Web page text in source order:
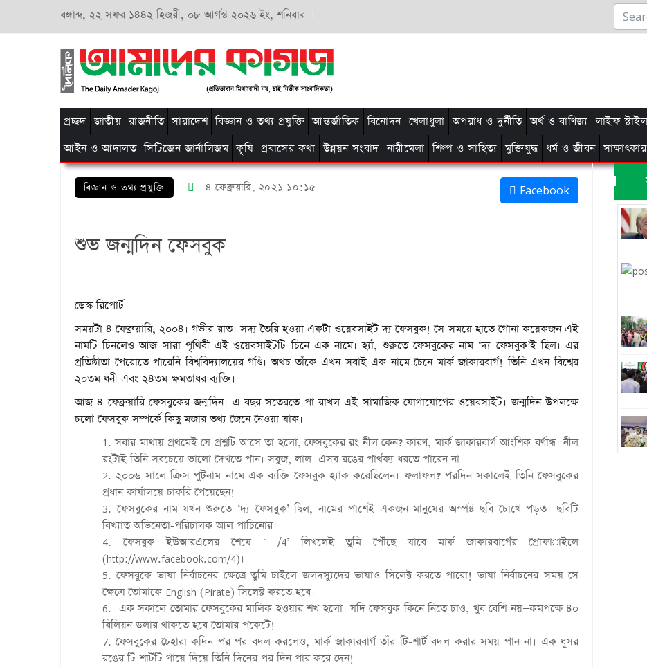
বঙ্গাব্দ, ২২ সফর ১৪৪২ হিজরী, ০৮ আগস্ট ২০২৬ ইং, শনিবার
প্রচ্ছদ জাতীয় রাজনীতি সারাদেশ বিজ্ঞান ও তথ্য প্রযুক্তি আন্তর্জাতিক বিনোদন খেলাধুলা অপরাধ ও দুর্নীতি অর্থ ও বাণিজ্য লাইফ স্টাইল
আইন ও আদালত সিটিজেন জার্নালিজম কৃষি প্রবাসের কথা উন্নয়ন সংবাদ নারীমেলা শিল্প ও সাহিত্য মুক্তিযুদ্ধ ধর্ম ও জীবন সাক্ষাৎকার
বিজ্ঞান ও তথ্য প্রযুক্তি ৪ ফেব্রুয়ারি, ২০২১ ১০:১৫ Facebook
শুভ জন্মদিন ফেসবুক
ডেস্ক রিপোর্ট
সময়টা ৪ ফেব্রুয়ারি, ২০০৪। গভীর রাত। সদ্য তৈরি হওয়া একটা ওয়েবসাইট দ্য ফেসবুক! সে সময়ে হাতে গোনা কয়েকজন এই
নামটি চিনলেও আজ সারা পৃথিবী এই ওয়েবসাইটটি চিনে এক নামে। হ্যাঁ, শুরুতে ফেসবুকের নাম ‘দ্য ফেসবুক’ই ছিল। এর
প্রতিষ্ঠাতা পেরোতে পারেনি বিশ্ববিদ্যালয়ের গণ্ডি। অথচ তাঁকে এখন সবাই এক নামে চেনে মার্ক জাকারবার্গ! তিনি এখন বিশ্বের
২০তম ধনী এবং ২৪তম ক্ষমতাধর ব্যক্তি।
আজ ৪ ফেব্রুয়ারি ফেসবুকের জন্মদিন। এ বছর সতেরতে পা রাখল এই সামাজিক যোগাযোগের ওয়েবসাইট। জন্মদিন উপলক্ষে
চলো ফেসবুক সম্পর্কে কিছু মজার তথ্য জেনে নেওয়া যাক।
সবার মাথায় প্রথমেই যে প্রশ্নটি আসে তা হলো, ফেসবুকের রং নীল কেন? কারণ, মার্ক জাকারবার্গ আংশিক বর্ণান্ধ। নীল
রংটাই তিনি সবচেয়ে ভালো দেখতে পান। সবুজ, লাল—এসব রঙের পার্থক্য ধরতে পারেন না।
২০০৬ সালে ক্রিস পুটনাম নামে এক ব্যক্তি ফেসবুক হ্যাক করেছিলেন। ফলাফল? পরদিন সকালেই তিনি ফেসবুকের
প্রধান কার্যালয়ে চাকরি পেয়েছেন!
ফেসবুকের নাম যখন শুরুতে ‘দ্য ফেসবুক’ ছিল, নামের পাশেই একজন মানুষের অস্পষ্ট ছবি চোখে পড়ত। ছবিটি
বিখ্যাত অভিনেতা-পরিচালক আল পাচিনোর।
ফেসবুক ইউআরএলের শেষে ‘ /4’ লিখলেই তুমি পৌঁছে যাবে মার্ক জাকারবার্গের প্রোফাইলে
(http://www.facebook.com/4)।
ফেসবুকে ভাষা নির্বাচনের ক্ষেত্রে তুমি চাইলে জলদস্যুদের ভাষাও সিলেক্ট করতে পারো! ভাষা নির্বাচনের সময় সে
ক্ষেত্রে তোমাকে English (Pirate) সিলেক্ট করতে হবে।
এক সকালে তোমার ফেসবুকের মালিক হওয়ার শখ হলো। যদি ফেসবুক কিনে নিতে চাও, খুব বেশি নয়—কমপক্ষে ৪০
বিলিয়ন ডলার থাকতে হবে তোমার পকেটে!
ফেসবুকের চেহারা কদিন পর পর বদল করলেও, মার্ক জাকারবার্গ তাঁর টি-শার্ট বদল করার সময় পান না। এক ধূসর
রঙের টি-শার্টটি গায়ে দিয়ে তিনি দিনের পর দিন পার করে দেন!